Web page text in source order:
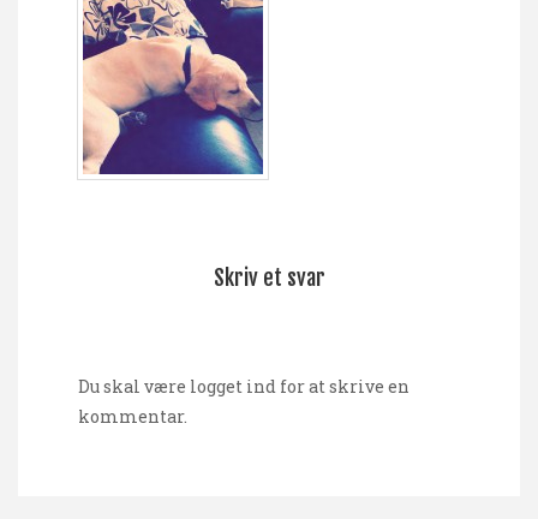
Skriv et svar
Du skal være logget ind for at skrive en
kommentar.